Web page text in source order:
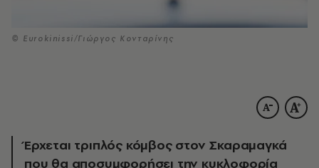
© Eurokinissi/Γιώργος Κονταρίνης
Έρχεται τριπλός κόμβος στον Σκαραμαγκά
που θα αποσυμφορήσει την κυκλοφορία